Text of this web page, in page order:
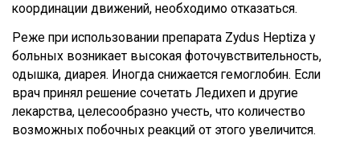
координации движений, необходимо отказаться.
Реже при использовании препарата Zydus Heptiza у
больных возникает высокая фоточувствительность,
одышка, диарея. Иногда снижается гемоглобин. Если
врач принял решение сочетать Ледихеп и другие
лекарства, целесообразно учесть, что количество
возможных побочных реакций от этого увеличится.